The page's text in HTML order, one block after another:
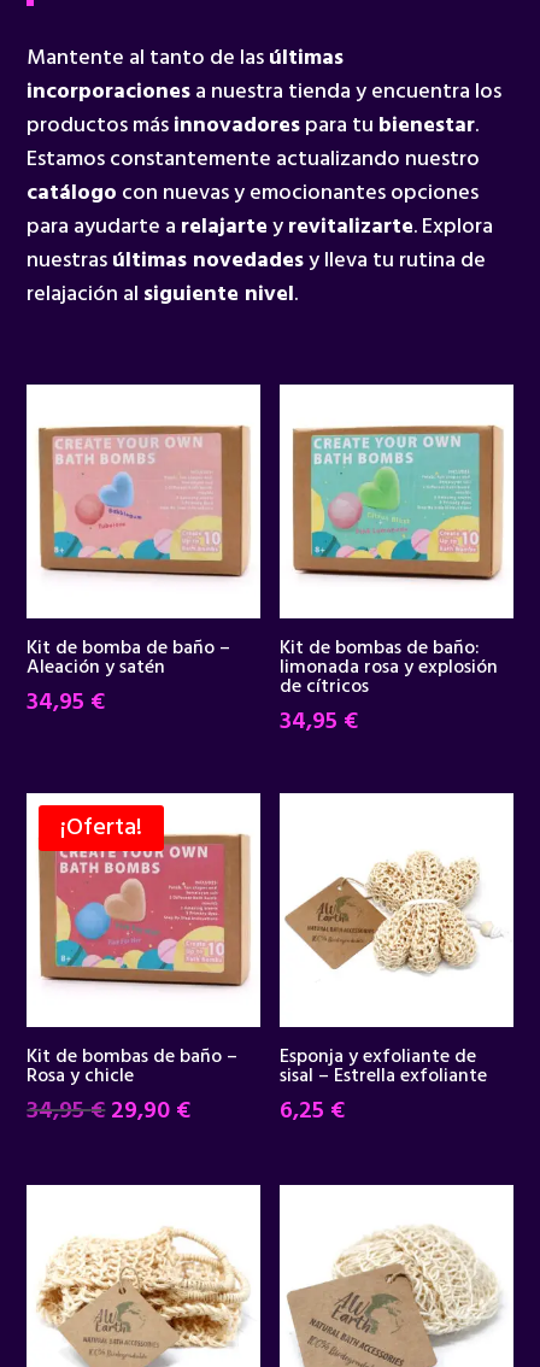
Mantente al tanto de lasúltimas
incorporacionesa nuestra tienda y encuentra los
productos másinnovadorespara tu bienestar.
Estamos constantemente actualizando nuestro
catálogo con nuevas y emocionantes opciones
para ayudarte a relajarteyrevitalizarte. Explora
nuestrasúltimas novedadesy lleva tu rutina de
relajación al siguiente nivel.
Kit de bomba de baño –
Aleación y satén
34,95 €
Kit de bombas de baño:
limonada rosa y explosión
de cítricos
34,95 €
¡Oferta!
Kit de bombas de baño –
Rosa y chicle
34,95€El
34,95 €.
29,90€El
29,90 €.
Esponja y exfoliante de
sisal – Estrella exfoliante
6,25 €